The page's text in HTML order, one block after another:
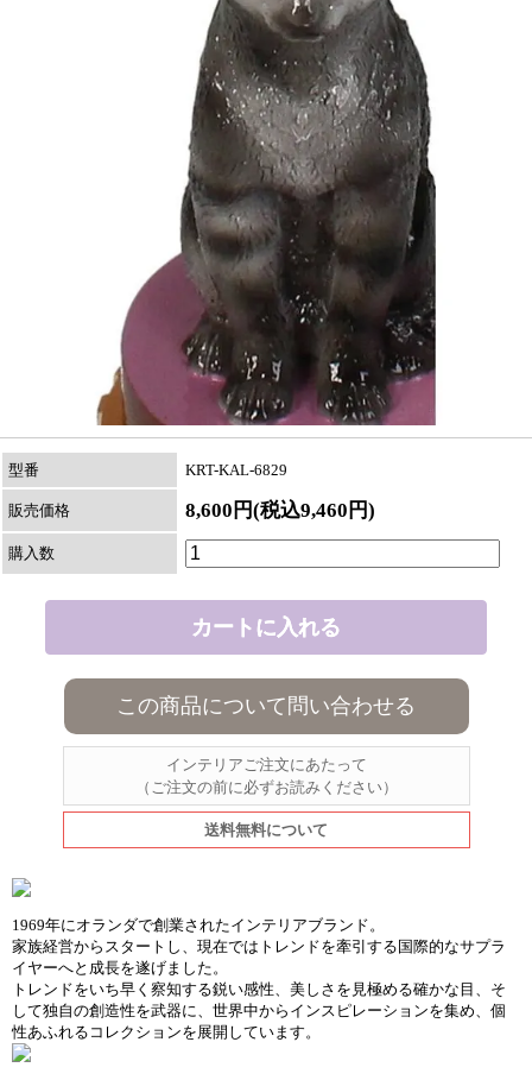
型番 KRT-KAL-6829
販売価格 8,600円(税込9,460円)
購入数
この商品について問い合わせる
インテリアご注文にあたって
（ご注文の前に必ずお読みください）
送料無料について
1969年にオランダで創業されたインテリアブランド。
家族経営からスタートし、現在ではトレンドを牽引する国際的なサプラ
イヤーへと成長を遂げました。
トレンドをいち早く察知する鋭い感性、美しさを見極める確かな目、そ
して独自の創造性を武器に、世界中からインスピレーションを集め、個
性あふれるコレクションを展開しています。